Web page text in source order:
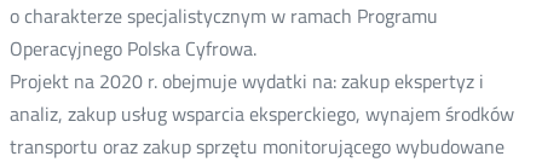
o charakterze specjalistycznym w ramach Programu
Operacyjnego Polska Cyfrowa.
Projekt na 2020 r. obejmuje wydatki na: zakup ekspertyz i
analiz, zakup usług wsparcia eksperckiego, wynajem środków
transportu oraz zakup sprzętu monitorującego wybudowane